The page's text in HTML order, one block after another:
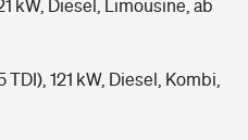
kW, Diesel, Limousine, ab
121 kW, Diesel, Kombi,